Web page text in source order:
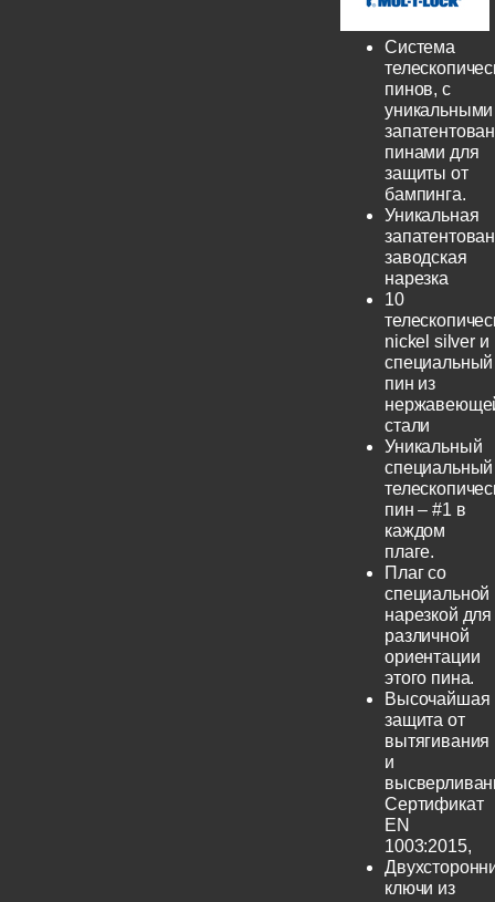
Система
пинов, с
уникальными
пинами для
защиты от
бампинга.
Уникальная
заводская
нарезка
10
nickel silver и
специальный
пин из
стали
Уникальный
специальный
пин – #1 в
каждом
плаге.
Плаг со
специальной
нарезкой для
различной
ориентации
этого пина.
Высочайшая
защита от
вытягивания
и
Сертификат
EN
1003:2015,
ключи из